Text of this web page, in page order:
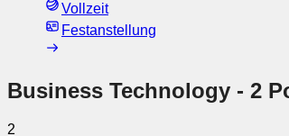
Vollzeit
Festanstellung
Business Technology - 2
2